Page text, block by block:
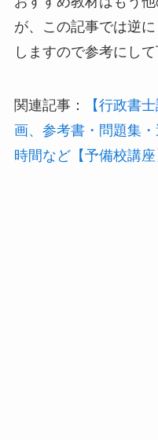
が、この記事では逆
しますので参考にして
関連記事：
【行政書
画、参考書・問題集
時間など【予備校講座